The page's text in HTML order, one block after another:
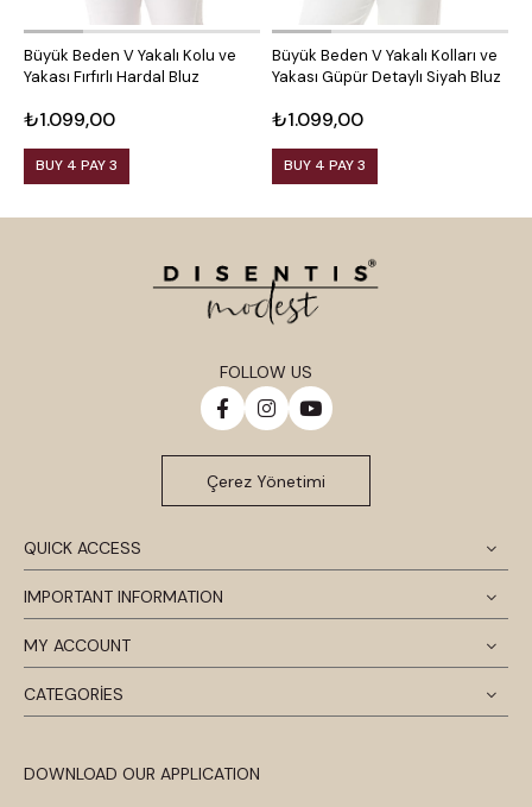
Büyük Beden V Yakalı Kolu ve
Yakası Fırfırlı Hardal Bluz
₺1.099,00
BUY 4 PAY 3
Büyük Beden V Yakalı Kolları ve
Yakası Güpür Detaylı Siyah Bluz
₺1.099,00
BUY 4 PAY 3
QUICK ACCESS
IMPORTANT INFORMATION
MY ACCOUNT
CATEGORİES
DOWNLOAD OUR APPLICATION
FOLLOW US
Çerez Yönetimi